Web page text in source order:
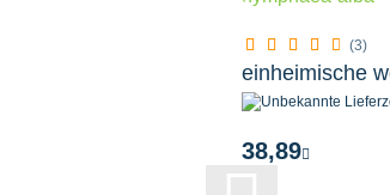
(3)
38,89